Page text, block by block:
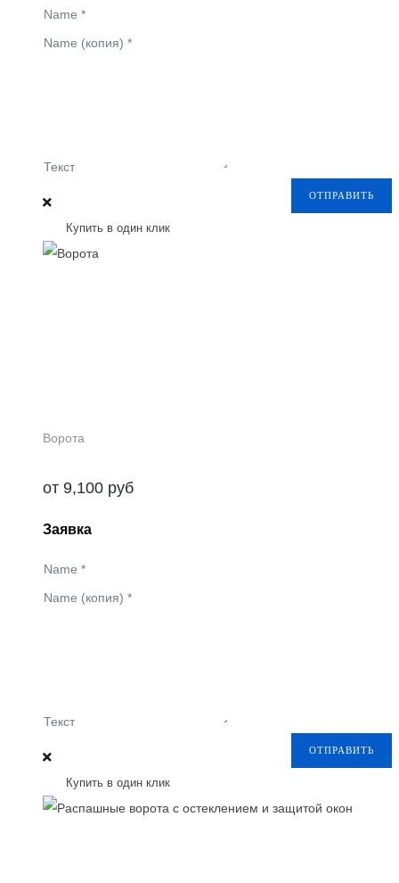
Name *
Name (копия) *
Текст
ОТПРАВИТЬ
Купить в один клик
Ворота
от 9,100 руб
Заявка
Name *
Name (копия) *
Текст
ОТПРАВИТЬ
Купить в один клик